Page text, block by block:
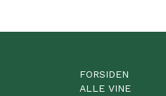
FORSIDEN
ALLE VINE